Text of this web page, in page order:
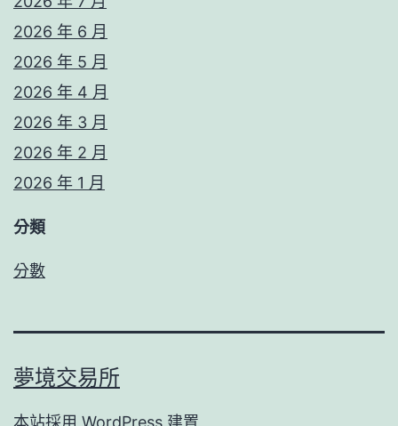
2026 年 6 月
2026 年 5 月
2026 年 4 月
2026 年 3 月
2026 年 2 月
2026 年 1 月
分類
分數
夢境交易所
本站採用 WordPress 建置